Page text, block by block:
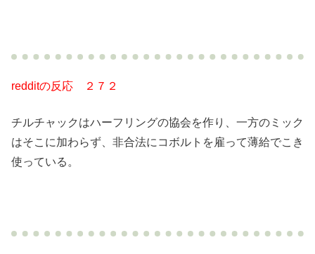
redditの反応 ２７２
チルチャックはハーフリングの協会を作り、一方のミック
はそこに加わらず、非合法にコボルトを雇って薄給でこき
使っている。